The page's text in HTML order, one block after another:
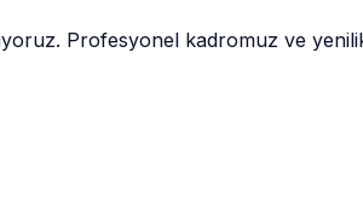
Profesyonel kadromuz ve